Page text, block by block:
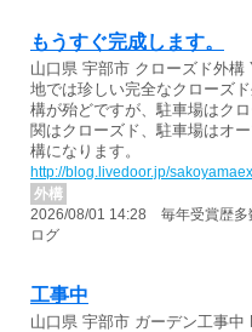
もうすぐ完成します。
山口県 宇部市 クローズド外
地では珍しい完全なクローズ
構が殆どですが、駐車場はク
関はクローズド、駐車場はオ
構になります。
http://blog.livedoor.jp/
外構
2026/08/01 14:28 毎年受賞歴多
ログ
工事中
山口県 宇部市 ガーデン工事